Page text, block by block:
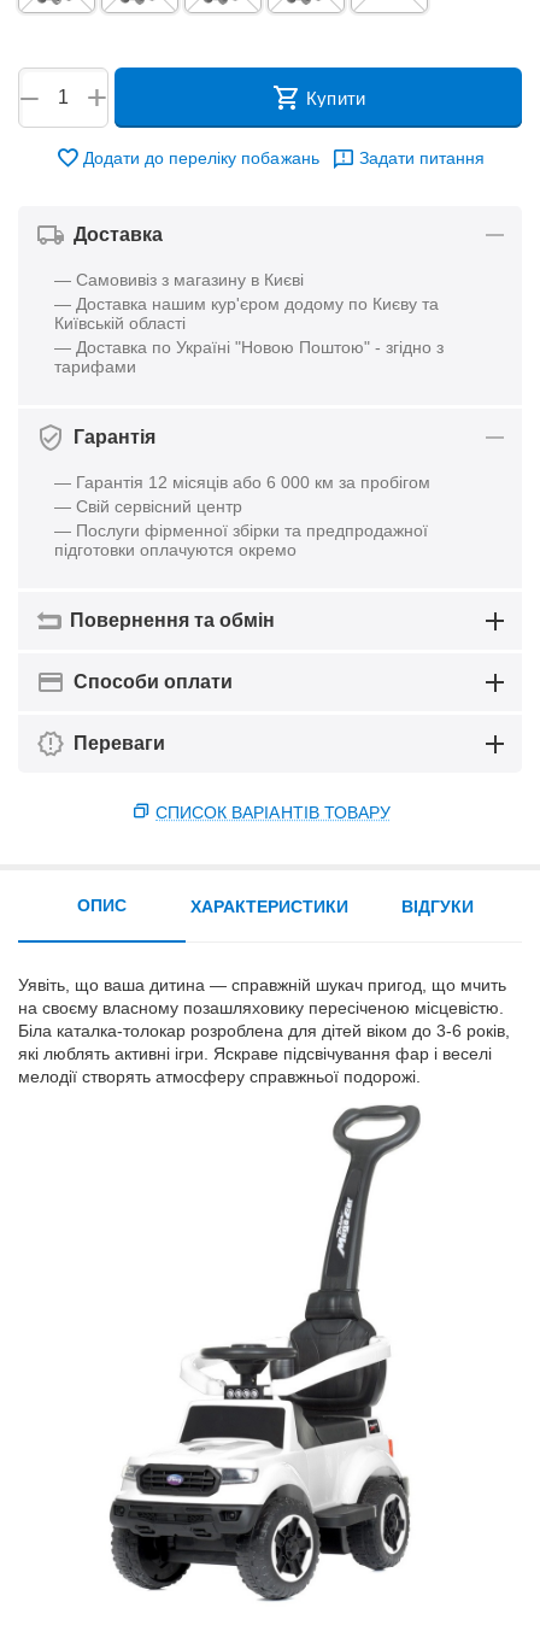
+
− Купити
Додати до переліку побажань Задати питання
Доставка
— Самовивіз з магазину в Києві
— Доставка нашим кур'єром додому по Києву та
Київській області
— Доставка по Україні "Новою Поштою" - згідно з
тарифами
Гарантія
— Гарантія 12 місяців або 6 000 км за пробігом
— Свій сервісний центр
— Послуги фірменної збірки та предпродажної
підготовки оплачуются окремо
Повернення та обмін
Способи оплати
Переваги
СПИСОК ВАРІАНТІВ ТОВАРУ
ОПИС
Уявіть, що ваша дитина — справжній шукач пригод, що мчить
на своєму власному позашляховику пересіченою місцевістю.
Біла каталка-толокар розроблена для дітей віком до 3-6 років,
які люблять активні ігри. Яскраве підсвічування фар і веселі
мелодії створять атмосферу справжньої подорожі.
ХАРАКТЕРИСТИКИ ВІДГУКИ